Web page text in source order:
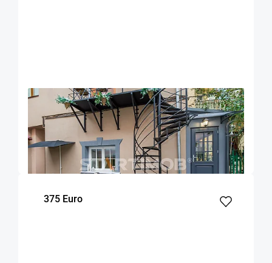
OFERTA NOUA EXCLUSIVITATE COMISION 50%
Garsoniera zona Facultatii de Medicina
Brasov
20
m²
Parter
Etaj
375 Euro